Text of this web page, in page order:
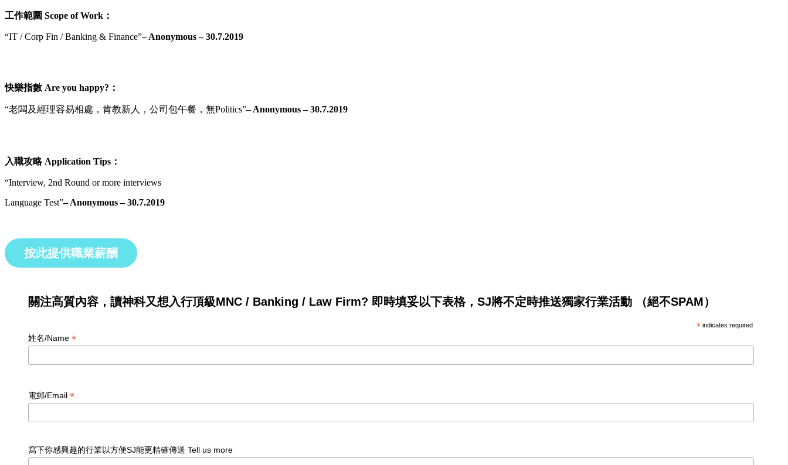
工作範圍 Scope of Work：
“IT / Corp Fin / Banking & Finance”– Anonymous – 30.7.2019
快樂指數 Are you happy?：
“老闆及經理容易相處，肯教新人，公司包午餐，無Politics”– Anonymous – 30.7.2019
入職攻略 Application Tips：
“Interview, 2nd Round or more interviews
Language Test”– Anonymous – 30.7.2019
按此提供職業薪酬
關注高質內容，讀神科又想入行頂級MNC / Banking / Law Firm? 即時填妥以下表格，SJ將不定時推送獨家行業活動 （絕不SPAM）
* indicates required
姓名/Name *
電郵/Email *
寫下你感興趣的行業以方便SJ能更精確傳送 Tell us more